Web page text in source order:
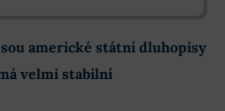
americké státní dluhopisy
velmi stabilní